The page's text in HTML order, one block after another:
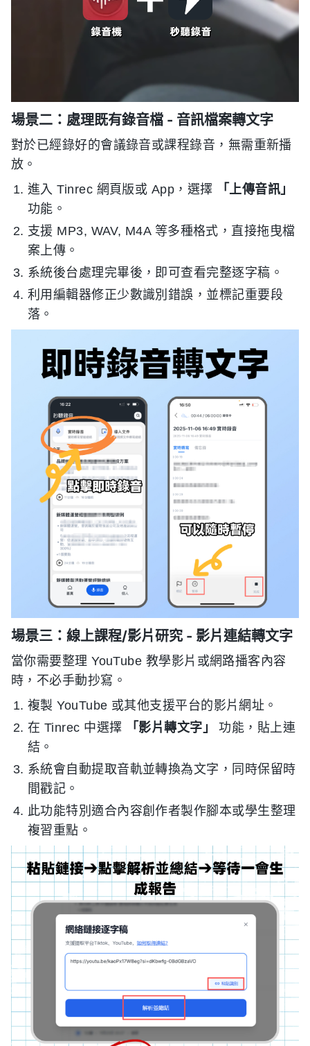
場景二：處理既有錄音檔 - 音訊檔案轉文字
對於已經錄好的會議錄音或課程錄音，無需重新播
放。
進入 Tinrec 網頁版或 App，選擇
「上傳音訊」
功能。
支援 MP3, WAV, M4A 等多種格式，直接拖曳檔
案上傳。
系統後台處理完畢後，即可查看完整逐字稿。
利用編輯器修正少數識別錯誤，並標記重要段
落。
場景三：線上課程/影片研究 - 影片連結轉文字
當你需要整理 YouTube 教學影片或網路播客內容
時，不必手動抄寫。
複製 YouTube 或其他支援平台的影片網址。
在 Tinrec 中選擇
「影片轉文字」
功能，貼上連
結。
系統會自動提取音軌並轉換為文字，同時保留時
間戳記。
此功能特別適合內容創作者製作腳本或學生整理
複習重點。